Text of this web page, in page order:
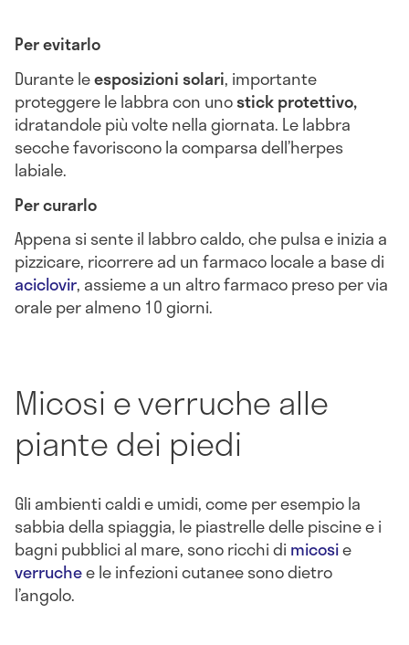
Per evitarlo
Durante leesposizionisolari, importante
proteggere le labbra con unostick protettivo,
idratandole più volte nella giornata. Le labbra
secche favoriscono la comparsa dell’herpes
labiale.
Per curarlo
Appena si sente il labbro caldo, che pulsa e inizia a
pizzicare, ricorrere ad un farmaco locale a base di
aciclovir, assieme a un altro farmaco preso per via
orale per almeno 10 giorni.
Micosi e verruche alle
piante dei piedi
Gli ambienti caldi e umidi, come per esempio la
sabbia della spiaggia, le piastrelle delle piscine e i
bagni pubblici al mare, sono ricchi di micosie
verruchee le infezioni cutanee sono dietro
l’angolo.